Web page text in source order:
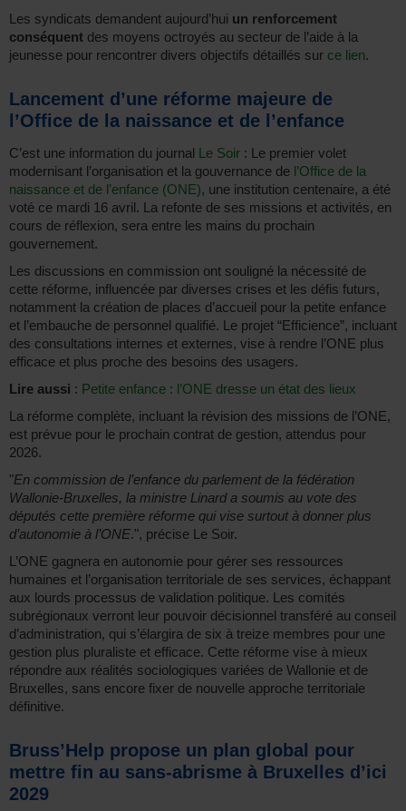
Les syndicats demandent aujourd’hui un renforcement
conséquent des moyens octroyés au secteur de l’aide à la
jeunesse pour rencontrer divers objectifs détaillés sur ce lien.
Lancement d’une réforme majeure de
l’Office de la naissance et de l’enfance
C’est une information du journal Le Soir : Le premier volet
modernisant l’organisation et la gouvernance de l’Office de la
naissance et de l’enfance (ONE), une institution centenaire, a été
voté ce mardi 16 avril. La refonte de ses missions et activités, en
cours de réflexion, sera entre les mains du prochain
gouvernement.
Les discussions en commission ont souligné la nécessité de
cette réforme, influencée par diverses crises et les défis futurs,
notamment la création de places d’accueil pour la petite enfance
et l’embauche de personnel qualifié. Le projet “Efficience”, incluant
des consultations internes et externes, vise à rendre l’ONE plus
efficace et plus proche des besoins des usagers.
Lire aussi : Petite enfance : l’ONE dresse un état des lieux
La réforme complète, incluant la révision des missions de l’ONE,
est prévue pour le prochain contrat de gestion, attendus pour
2026.
"En commission de l’enfance du parlement de la fédération
Wallonie-Bruxelles, la ministre Linard a soumis au vote des
députés cette première réforme qui vise surtout à donner plus
d’autonomie à l’ONE.", précise Le Soir.
L’ONE gagnera en autonomie pour gérer ses ressources
humaines et l’organisation territoriale de ses services, échappant
aux lourds processus de validation politique. Les comités
subrégionaux verront leur pouvoir décisionnel transféré au conseil
d’administration, qui s’élargira de six à treize membres pour une
gestion plus pluraliste et efficace. Cette réforme vise à mieux
répondre aux réalités sociologiques variées de Wallonie et de
Bruxelles, sans encore fixer de nouvelle approche territoriale
définitive.
Bruss’Help propose un plan global pour
mettre fin au sans-abrisme à Bruxelles d’ici
2029